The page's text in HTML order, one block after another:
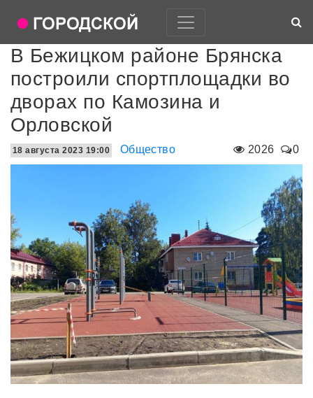
В Бежицком районе Брянска
построили спортплощадки во
дворах по Камозина и
Орловской
2026 0
18 августа 2023 19:00 Общество